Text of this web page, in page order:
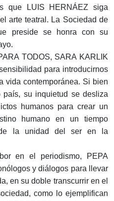
que LUIS HERNÁEZ siga
arte teatral. La Sociedad de
preside se honra con su
TODOS, SARA KARLIK
para introducirnos
vida contemporánea. Si bien
su inquietud se desliza
humanos para crear un
humano en un tiempo
la unidad del ser en la
en el periodismo, PEPA
y diálogos para llevar
en su doble transcurrir en el
como lo ejemplifican